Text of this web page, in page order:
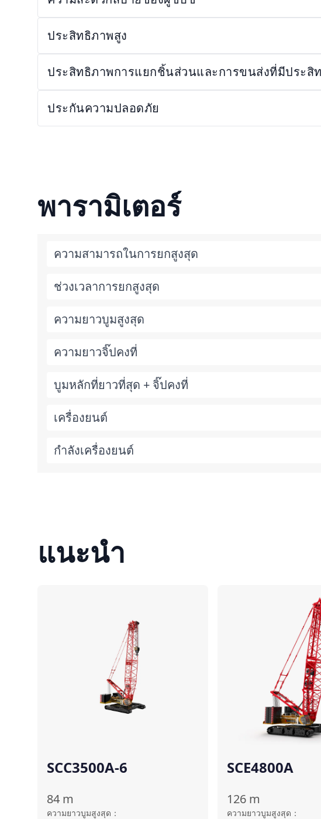
ประสิทธิภาพสูง
ประสิทธิภาพการแยกชิ้นส่วนและการขนส่งที่มีประสิ
ประกันความปลอดภัย
พารามิเตอร์
ความสามารถในการยกสูงสุด
ช่วงเวลาการยกสูงสุด
ความยาวบูมสูงสุด
ความยาวจิ๊ปคงที่
บูมหลักที่ยาวที่สุด + จิ๊ปคงที่
เครื่องยนต์
กำลังเครื่องยนต์
แนะนำ
SCC3500A-6
84 m
ความยาวบูมสูงสุด ：
SCE4800A
126 m
ความยาวบูมสูงสุด ：